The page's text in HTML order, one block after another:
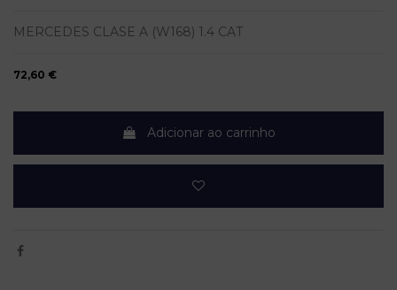
MERCEDES CLASE A (W168) 1.4 CAT
72,60 €
Adicionar ao carrinho